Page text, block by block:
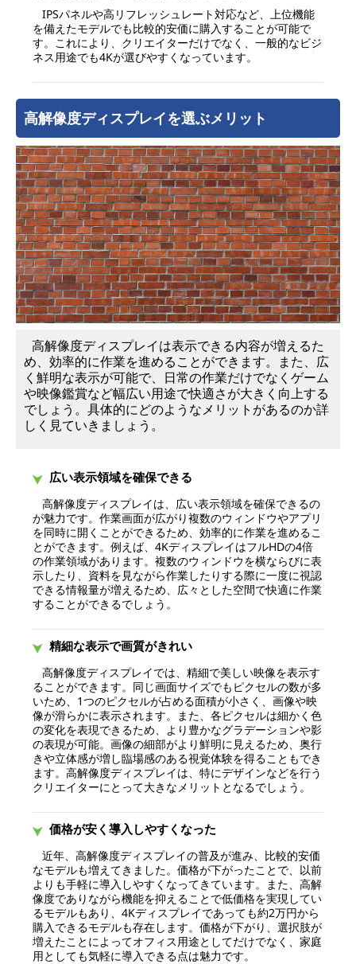
IPSパネルや高リフレッシュレート対応など、上位機能
を備えたモデルでも比較的安価に購入することが可能で
す。これにより、クリエイターだけでなく、一般的なビジ
ネス用途でも4Kが選びやすくなっています。
高解像度ディスプレイを選ぶメリット
高解像度ディスプレイは表示できる内容が増えるた
め、効率的に作業を進めることができます。また、広
く鮮明な表示が可能で、日常の作業だけでなくゲーム
や映像鑑賞など幅広い用途で快適さが大きく向上する
でしょう。具体的にどのようなメリットがあるのか詳
しく見ていきましょう。
広い表示領域を確保できる
高解像度ディスプレイは、広い表示領域を確保できるの
が魅力です。作業画面が広がり複数のウィンドウやアプリ
を同時に開くことができるため、効率的に作業を進めるこ
とができます。例えば、4KディスプレイはフルHDの4倍
の作業領域があります。複数のウィンドウを横ならびに表
示したり、資料を見ながら作業したりする際に一度に視認
できる情報量が増えるため、広々とした空間で快適に作業
することができるでしょう。
精細な表示で画質がきれい
高解像度ディスプレイでは、精細で美しい映像を表示す
ることができます。同じ画面サイズでもピクセルの数が多
いため、1つのピクセルが占める面積が小さく、画像や映
像が滑らかに表示されます。また、各ピクセルは細かく色
の変化を表現できるため、より豊かなグラデーションや影
の表現が可能。画像の細部がより鮮明に見えるため、奥行
きや立体感が増し臨場感のある視覚体験を得ることもでき
ます。高解像度ディスプレイは、特にデザインなどを行う
クリエイターにとって大きなメリットとなるでしょう。
価格が安く導入しやすくなった
近年、高解像度ディスプレイの普及が進み、比較的安価
なモデルも増えてきました。価格が下がったことで、以前
よりも手軽に導入しやすくなってきています。また、高解
像度でありながら機能を抑えることで低価格を実現してい
るモデルもあり、4Kディスプレイであっても約2万円から
購入できるモデルも存在します。価格が下がり、選択肢が
増えたことによってオフィス用途としてだけでなく、家庭
用としても気軽に導入できる点は魅力です。